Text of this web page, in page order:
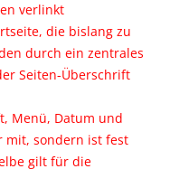
verlinkt
die bislang zu
durch ein zentrales
Seiten-Überschrift
Menü, Datum und
mit, sondern ist fest
gilt für die